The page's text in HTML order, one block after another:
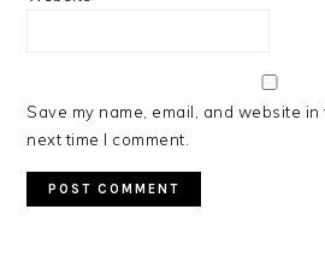
Save my name, email, and website
next time I comment.